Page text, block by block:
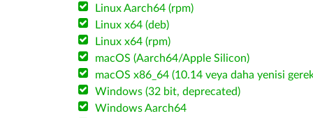
Linux Aarch64 (rpm)
Linux x64 (deb)
Linux x64 (rpm)
macOS (Aarch64/Apple Silicon)
macOS x86_64 (10.14 veya daha yenisi
Windows (32 bit, deprecated)
Windows Aarch64